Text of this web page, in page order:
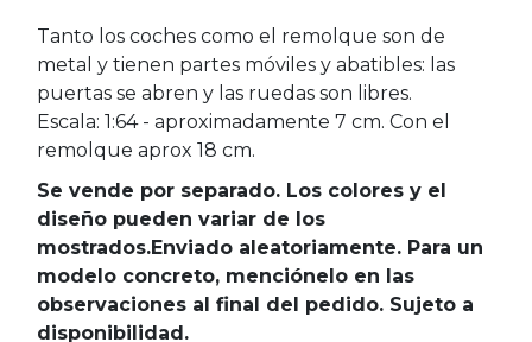
Tanto los coches como el remolque son de
metal y tienen partes móviles y abatibles: las
puertas se abren y las ruedas son libres.
Escala: 1:64 - aproximadamente 7 cm. Con el
remolque aprox 18 cm.
Se vende por separado. Los colores y el
diseño pueden variar de los
mostrados.Enviado aleatoriamente. Para un
modelo concreto, menciónelo en las
observaciones al final del pedido. Sujeto a
disponibilidad.